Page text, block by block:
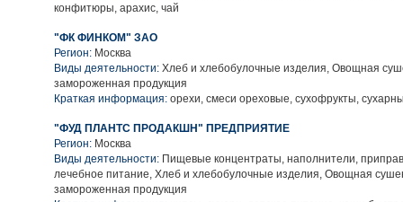
конфитюры, арахис, чай
"ФК ФИНКОМ" ЗАО
Регион: Москва
Виды деятельности: Хлеб и хлебобулочные изделия, Овощная
замороженная продукция
Краткая информация: орехи, смеси ореховые, сухофрукты,
"ФУД ПЛАНТС ПРОДАКШН" ПРЕДПРИЯТИЕ
Регион: Москва
Виды деятельности: Пищевые концентраты, наполнители,
лечебное питание, Хлеб и хлебобулочные изделия, Овощная
замороженная продукция